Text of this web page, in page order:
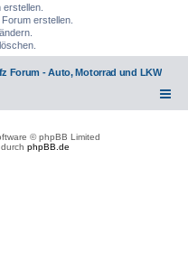
erstellen.
ändern.
löschen.
Forum - Auto, Motorrad und LKW
© phpBB Limited
phpBB.de